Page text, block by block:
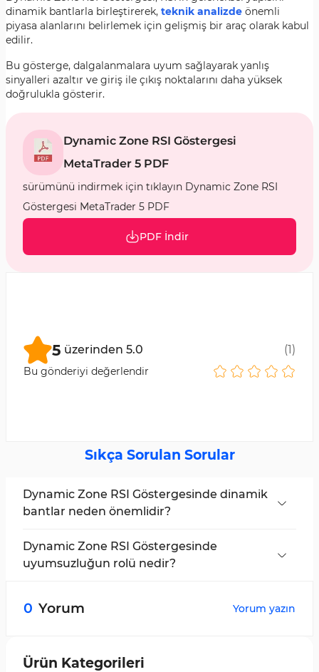
dinamik bantlarla birleştirerek, teknik analizde önemli
piyasa alanlarını belirlemek için gelişmiş bir araç olarak kabul
edilir.
Bu gösterge, dalgalanmalara uyum sağlayarak yanlış
sinyalleri azaltır ve giriş ile çıkış noktalarını daha yüksek
doğrulukla gösterir.
Dynamic Zone RSI Göstergesi
MetaTrader 5 PDF
sürümünü indirmek için tıklayın Dynamic Zone RSI
Göstergesi MetaTrader 5 PDF
PDF İndir
5 üzerinden 5.0 (1)
Bu gönderiyi değerlendir
Sıkça Sorulan Sorular
Dynamic Zone RSI Göstergesinde dinamik
bantlar neden önemlidir?
dalgalanmalarına duyarlıdır ve aralıkları
otomatik olarak ayarlayarak sinyal üretiminin
Dynamic Zone RSI Göstergesinde
uyumsuzluğun rolü nedir?
uyumsuzluk düşüş dönüşü olasılığını artırır.
0 Yorum Yorum yazın
Ürün Kategorileri